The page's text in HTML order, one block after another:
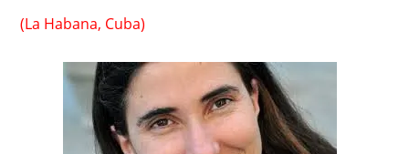
(La Habana, Cuba)